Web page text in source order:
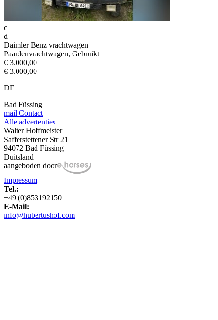
c
d
Daimler Benz vrachtwagen
Paardenvrachtwagen, Gebruikt
€ 3.000,00
€ 3.000,00
DE
Bad Füssing
mail Contact
Alle advertenties
Walter Hoffmeister
Safferstettener Str 21
94072 Bad Füssing
Duitsland
aangeboden door
Impressum
Tel.:
+49 (0)853192150
E-Mail:
info@hubertushof.com